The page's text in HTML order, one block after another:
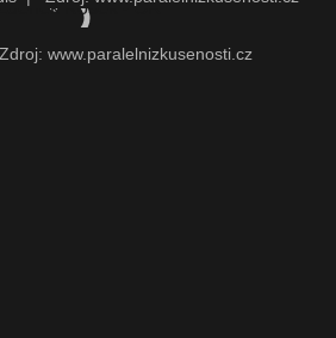
Zdroj: www.paralelnizkusenosti.cz